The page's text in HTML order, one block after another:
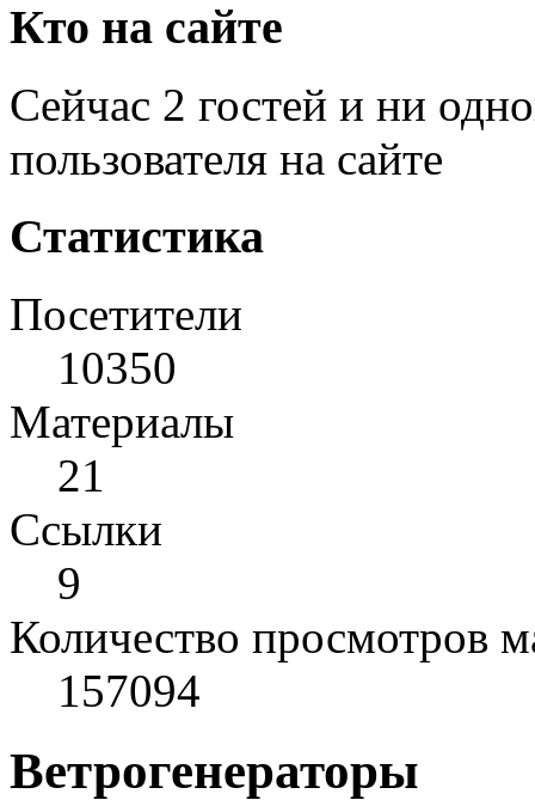
Кто на сайте
Сейчас 2 гостей и ни
пользователя на сайте
Статистика
Посетители
10350
Материалы
21
Cсылки
9
Количество просмотров
157094
Ветрогенераторы